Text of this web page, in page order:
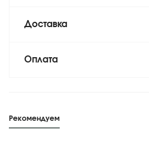
Доставка
Оплата
Рекомендуем